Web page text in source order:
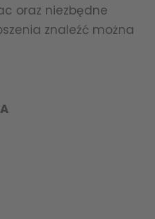
oraz niezbędne
znaleźć można